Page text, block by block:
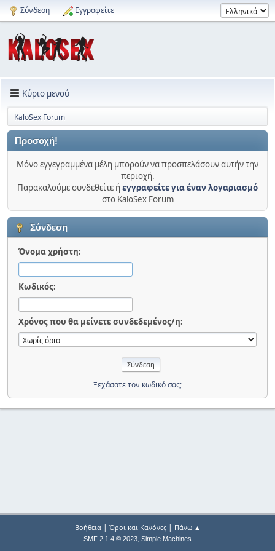
Σύνδεση Εγγραφείτε
Κύριο μενού
KaloSex Forum
Προσοχή!
Μόνο εγγεγραμμένα μέλη μπορούν να προσπελάσουν αυτήν την
περιοχή.
Παρακαλούμε συνδεθείτε ήεγγραφείτε για έναν λογαριασμό
στο KaloSex Forum
Σύνδεση
Όνομα χρήστη:
Κωδικός:
Χρόνος που θα μείνετε συνδεδεμένος/η:
Ξεχάσατε τον κωδικό σας;
Βοήθεια| Όροι και Κανόνες| Πάνω ▲
SMF 2.1.4 © 2023, Simple Machines